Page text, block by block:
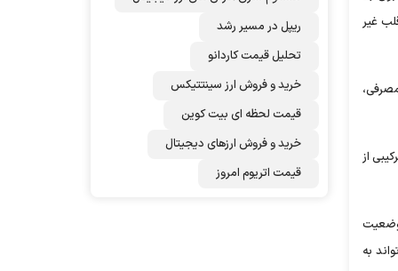
غیر
از
وضعیت
به
ریپل در مسیر رشد
تحلیل قیمت کاردانو
خرید و فروش ارز سینتتیکس
قیمت لحظه ای بیت کوین
خرید و فروش ارزهای دیجیتال
قیمت اتریوم امروز